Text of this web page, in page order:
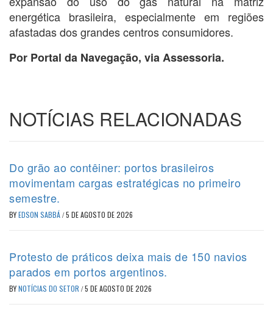
energética brasileira, especialmente em regiões
afastadas dos grandes centros consumidores.
Por Portal da Navegação, via Assessoria.
NOTÍCIAS RELACIONADAS
Do grão ao contêiner: portos brasileiros
movimentam cargas estratégicas no primeiro
semestre.
BYEDSON SABBÁ/5 DE AGOSTO DE 2026
Protesto de práticos deixa mais de 150 navios
parados em portos argentinos.
BYNOTÍCIAS DO SETOR /5 DE AGOSTO DE 2026